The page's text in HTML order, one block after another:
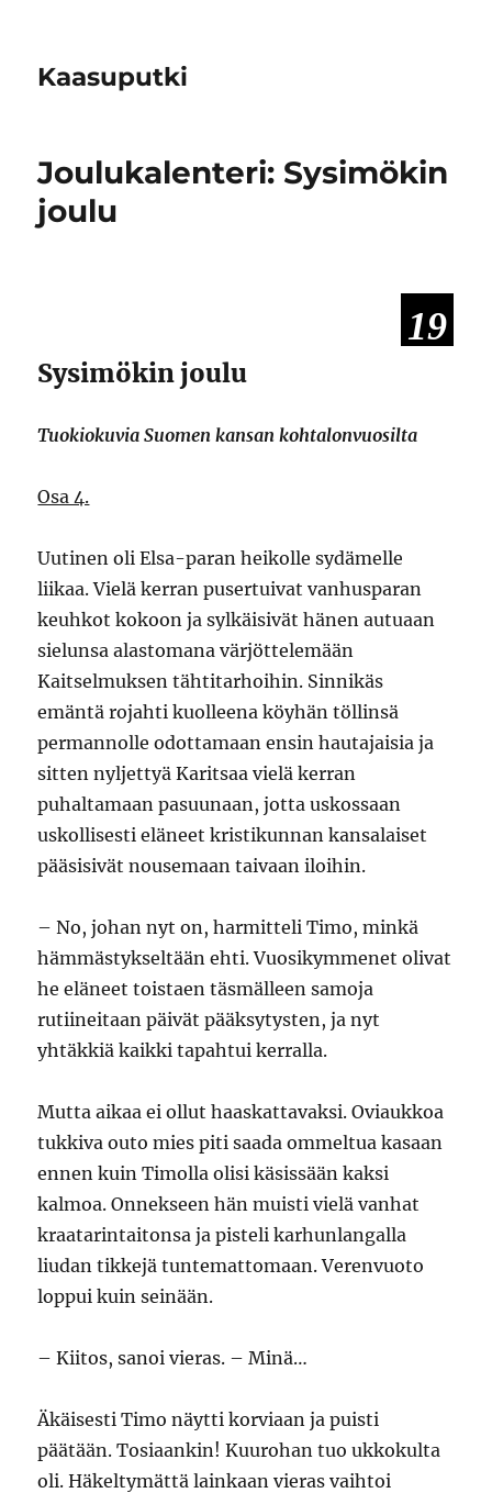
Kaasuputki
Joulukalenteri: Sysimökin
joulu
19
Sysimökin joulu
Tuokiokuvia Suomen kansan kohtalonvuosilta
Osa 4.
Uutinen oli Elsa-paran heikolle sydämelle
liikaa. Vielä kerran pusertuivat vanhusparan
keuhkot kokoon ja sylkäisivät hänen autuaan
sielunsa alastomana värjöttelemään
Kaitselmuksen tähtitarhoihin. Sinnikäs
emäntä rojahti kuolleena köyhän töllinsä
permannolle odottamaan ensin hautajaisia ja
sitten nyljettyä Karitsaa vielä kerran
puhaltamaan pasuunaan, jotta uskossaan
uskollisesti eläneet kristikunnan kansalaiset
pääsisivät nousemaan taivaan iloihin.
– No, johan nyt on, harmitteli Timo, minkä
hämmästykseltään ehti. Vuosikymmenet olivat
he eläneet toistaen täsmälleen samoja
rutiineitaan päivät pääksytysten, ja nyt
yhtäkkiä kaikki tapahtui kerralla.
Mutta aikaa ei ollut haaskattavaksi. Oviaukkoa
tukkiva outo mies piti saada ommeltua kasaan
ennen kuin Timolla olisi käsissään kaksi
kalmoa. Onnekseen hän muisti vielä vanhat
kraatarintaitonsa ja pisteli karhunlangalla
liudan tikkejä tuntemattomaan. Verenvuoto
loppui kuin seinään.
– Kiitos, sanoi vieras. – Minä…
Äkäisesti Timo näytti korviaan ja puisti
päätään. Tosiaankin! Kuurohan tuo ukkokulta
oli. Häkeltymättä lainkaan vieras vaihtoi